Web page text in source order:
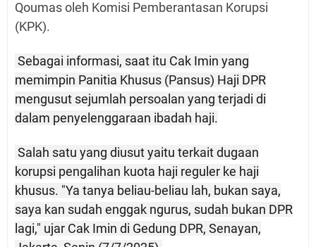
Qoumas oleh Komisi Pemberantasan Korupsi
(KPK).
Sebagai informasi, saat itu Cak Imin yang
memimpin Panitia Khusus (Pansus) Haji DPR
mengusut sejumlah persoalan yang terjadi di
dalam penyelenggaraan ibadah haji.
Salah satu yang diusut yaitu terkait dugaan
korupsi pengalihan kuota haji reguler ke haji
khusus. "Ya tanya beliau-beliau lah, bukan saya,
saya kan sudah enggak ngurus, sudah bukan DPR
lagi," ujar Cak Imin di Gedung DPR, Senayan,